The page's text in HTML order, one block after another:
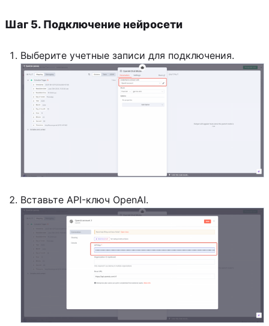
Шаг 5. Подключение нейросети
Выберите учетные записи для подключения.
Вставьте API-ключ OpenAI.